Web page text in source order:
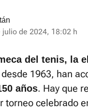
julio de 2024, 18:02 h
del tenis, la
1963, han
años. Hay que
torneo celebrado